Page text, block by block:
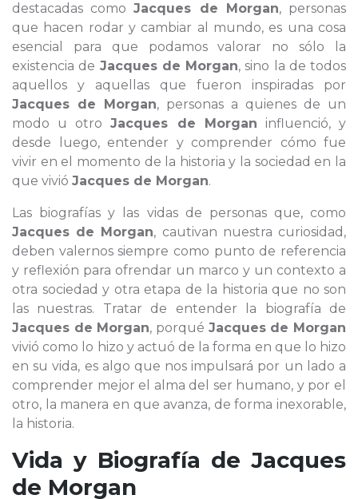
destacadas comoJacques de Morgan, personas
que hacen rodar y cambiar al mundo, es una cosa
esencial para que podamos valorar no sólo la
existencia de Jacques de Morgan, sino la de todos
aquellos y aquellas que fueron inspiradas por
Jacques de Morgan, personas a quienes de un
modo u otroJacques de Morgan influenció, y
desde luego, entender y comprender cómo fue
vivir en el momento de la historia y la sociedad en la
que vivió Jacques de Morgan.
Las biografías y las vidas de personas que, como
Jacques de Morgan, cautivan nuestra curiosidad,
deben valernos siempre como punto de referencia
y reflexión para ofrendar un marco y un contexto a
otra sociedad y otra etapa de la historia que no son
las nuestras. Tratar de entender la biografía de
Jacques de Morgan, porqué Jacques de Morgan
vivió como lo hizo y actuó de la forma en que lo hizo
en su vida, es algo que nos impulsará por un lado a
comprender mejor el alma del ser humano, y por el
otro, la manera en que avanza, de forma inexorable,
la historia.
Vida y Biografía de Jacques
de Morgan